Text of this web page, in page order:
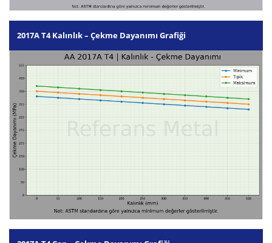
2017A T4 Kalınlık – Çekme Dayanımı Grafiği